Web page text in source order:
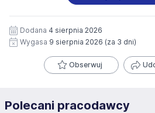
Dodana 4 sierpnia 2026
Wygasa 9 sierpnia 2026 (za 3 dni)
Obserwuj
Polecani pracodawcy